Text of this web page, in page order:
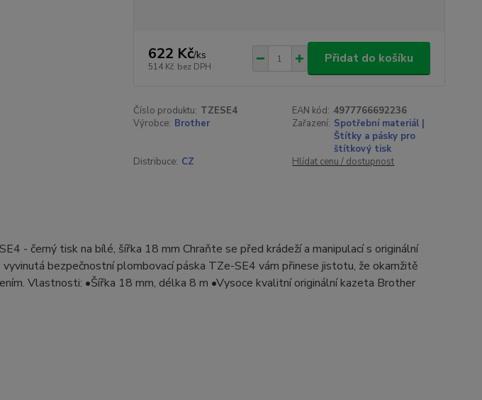
622 Kč/ks
514 Kč bez DPH
Přidat do košíku
Číslo produktu: TZESE4 EAN kód: 4977766692236
Výrobce: Brother Zařazení: Spotřební materiál |
Štítky a pásky pro
štítkový tisk
Distribuce: CZ Hlídat cenu / dostupnost
- černý tisk na bílé, šířka 18 mm Chraňte se před krádeží a manipulací s originální
bezpečnostní plombovací páska TZe-SE4 vám přinese jistotu, že okamžitě
Vlastnosti: •Šířka 18 mm, délka 8 m •Vysoce kvalitní originální kazeta Brother